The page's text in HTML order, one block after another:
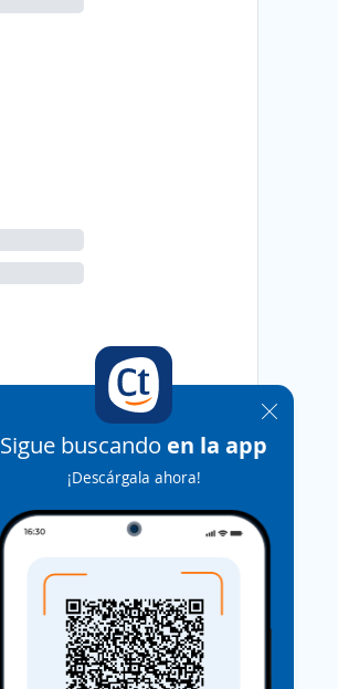
Sigue buscando en la app
¡Descárgala ahora!